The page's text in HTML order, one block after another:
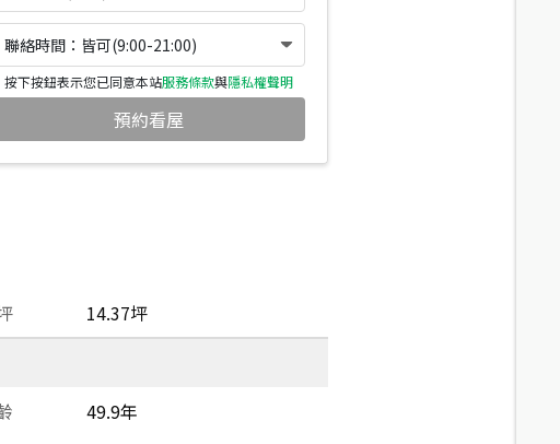
聯絡時間：皆可(9:00-21:00)
按下按鈕表示您已同意本站服務條款與隱私權聲明
預約看屋
14.37坪
49.9年